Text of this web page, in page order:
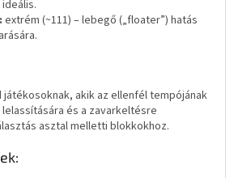
extrém (~111) – lebegő („floater”) hatás
akik az ellenfél tempójának
és a zavarkeltésre
asztal melletti blokkokhoz.